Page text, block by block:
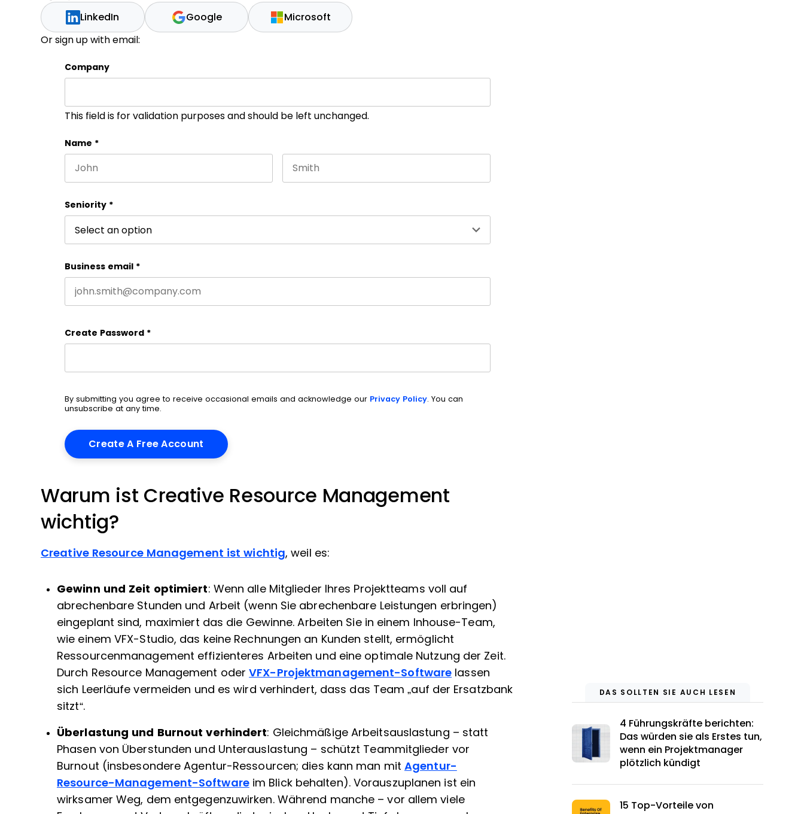
LinkedIn Google Microsoft
Or sign up with email:
Company
This field is for validation purposes and should be left unchanged.
Name *
Seniority *
Business email *
Create Password *
By submitting you agree to receive occasional emails and acknowledge our Privacy Policy. You can
unsubscribe at any time.
Warum ist Creative Resource Management
wichtig?
Creative Resource Management ist wichtig, weil es:
Gewinn und Zeit optimiert: Wenn alle Mitglieder Ihres Projektteams voll auf
abrechenbare Stunden und Arbeit (wenn Sie abrechenbare Leistungen erbringen)
eingeplant sind, maximiert das die Gewinne. Arbeiten Sie in einem Inhouse-Team,
wie einem VFX-Studio, das keine Rechnungen an Kunden stellt, ermöglicht
Ressourcenmanagement effizienteres Arbeiten und eine optimale Nutzung der Zeit.
Durch Resource Management oderVFX-Projektmanagement-Software lassen
sich Leerläufe vermeiden und es wird verhindert, dass das Team „auf der Ersatzbank
sitzt“.
Überlastung und Burnout verhindert: Gleichmäßige Arbeitsauslastung – statt
Phasen von Überstunden und Unterauslastung – schützt Teammitglieder vor
Burnout (insbesondere Agentur-Ressourcen; dies kann man mit Agentur-
Resource-Management-Softwareim Blick behalten). Vorauszuplanen ist ein
wirksamer Weg, dem entgegenzuwirken. Während manche – vor allem viele
DAS SOLLTEN SIE AUCH LESEN
4 Führungskräfte berichten:
Das würden sie als Erstes tun,
wenn ein Projektmanager
plötzlich kündigt
15 Top-Vorteile von